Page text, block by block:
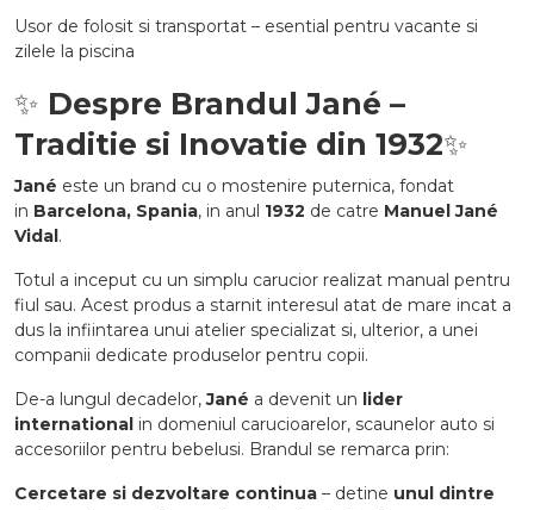
Usor de folosit si transportat – esential pentru vacante si
zilele la piscina
✨ Despre Brandul Jané –
Traditie si Inovatie din 1932✨
Jané este un brand cu o mostenire puternica, fondat
in Barcelona, Spania, in anul 1932 de catre Manuel Jané
Vidal.
Totul a inceput cu un simplu carucior realizat manual pentru
fiul sau. Acest produs a starnit interesul atat de mare incat a
dus la infiintarea unui atelier specializat si, ulterior, a unei
companii dedicate produselor pentru copii.
De-a lungul decadelor,Jané a devenit un lider
international in domeniul carucioarelor, scaunelor auto si
accesoriilor pentru bebelusi. Brandul se remarca prin:
Cercetare si dezvoltare continua – detine unul dintre